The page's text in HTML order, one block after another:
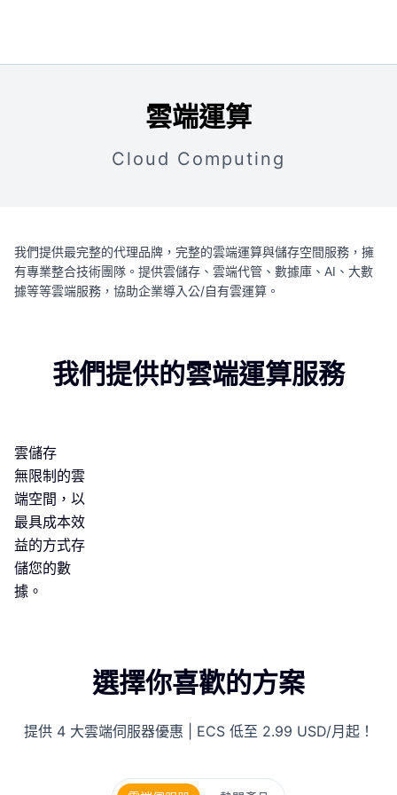
GCP
雲端運算
Cloud Computing
我們提供最完整的代理品牌，完整的雲端運算與儲存空間服務，擁
有專業整合技術團隊。提供雲儲存、雲端代管、數據庫、AI、大數
據等等雲端服務，協助企業導入公/自有雲運算。
我們提供的雲端運算服務
雲儲存
無限制的雲
端空間，以
最具成本效
益的方式存
儲您的數
據。
選擇你喜歡的方案
提供 4 大雲端伺服器優惠 | ECS 低至 2.99 USD/月起！